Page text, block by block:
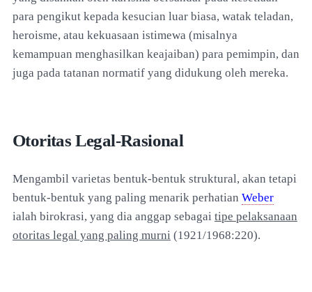
para pengikut kepada kesucian luar biasa, watak teladan,
heroisme, atau kekuasaan istimewa (misalnya
kemampuan menghasilkan keajaiban) para pemimpin, dan
juga pada tatanan normatif yang didukung oleh mereka.
Otoritas Legal-Rasional
Mengambil varietas bentuk-bentuk struktural, akan tetapi
bentuk-bentuk yang paling menarik perhatian Weber
ialah birokrasi, yang dia anggap sebagai tipe pelaksanaan
otoritas legal yang paling murni (1921/1968:220).